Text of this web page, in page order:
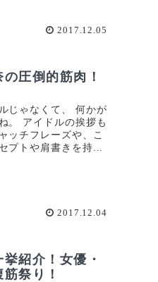
2017.12.05
圧倒的筋肉！
じゃなくて、 何かが
。 アイドルの挨拶も
ッチフレーズや、こ
プトや肩書きを持...
2017.12.04
紹介！女優・
祭り！